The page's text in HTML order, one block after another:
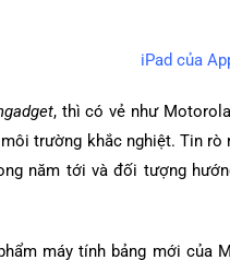
iPad của
, thì có vẻ như
trường khắc nghiệt. Tin
năm tới và đối tượng
máy tính bảng mới của